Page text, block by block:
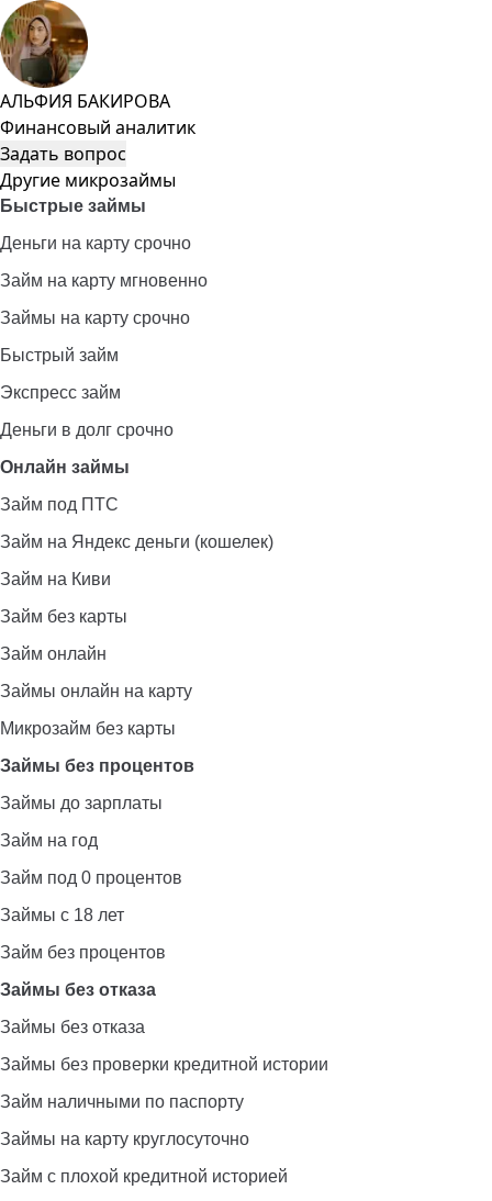
АЛЬФИЯ БАКИРОВА
Финансовый аналитик
Задать вопрос
Другие микрозаймы
Быстрые займы
Деньги на карту срочно
Займ на карту мгновенно
Займы на карту срочно
Быстрый займ
Экспресс займ
Деньги в долг срочно
Онлайн займы
Займ под ПТС
Займ на Яндекс деньги (кошелек)
Займ на Киви
Займ без карты
Займ онлайн
Займы онлайн на карту
Микрозайм без карты
Займы без процентов
Займы до зарплаты
Займ на год
Займ под 0 процентов
Займы с 18 лет
Займ без процентов
Займы без отказа
Займы без отказа
Займы без проверки кредитной истории
Займ наличными по паспорту
Займы на карту круглосуточно
Займ с плохой кредитной историей